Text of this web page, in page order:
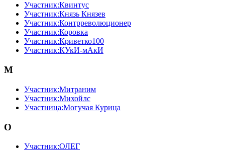
Участник:Квинтус
Участник:Князь Князев
Участник:Контрреволюционер
Участник:Коровка
Участник:Криветко100
Участник:КУкИ-мАкИ
М
Участник:Митраним
Участник:Михойлс
Участница:Могучая Курица
О
Участник:ОЛЕГ